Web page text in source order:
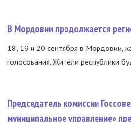
В Мордовии продолжается
18, 19 и 20 сентября в Мордовии,
голосования. Жители республики
Председатель комиссии
муниципальное управление»